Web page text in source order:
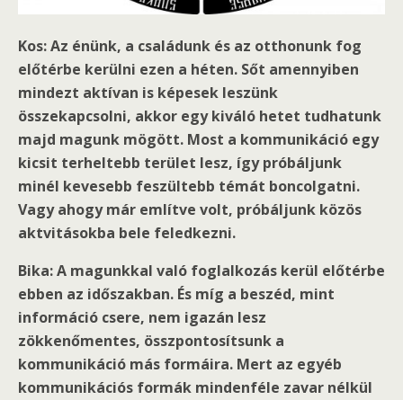
Kos: Az énünk, a családunk és az otthonunk fog
előtérbe kerülni ezen a héten. Sőt amennyiben
mindezt aktívan is képesek leszünk
összekapcsolni, akkor egy kiváló hetet tudhatunk
majd magunk mögött. Most a kommunikáció egy
kicsit terheltebb terület lesz, így próbáljunk
minél kevesebb feszültebb témát boncolgatni.
Vagy ahogy már említve volt, próbáljunk közös
aktvitásokba bele feledkezni.
Bika: A magunkkal való foglalkozás kerül előtérbe
ebben az időszakban. És míg a beszéd, mint
információ csere, nem igazán lesz
zökkenőmentes, összpontosítsunk a
kommunikáció más formáira. Mert az egyéb
kommunikációs formák mindenféle zavar nélkül